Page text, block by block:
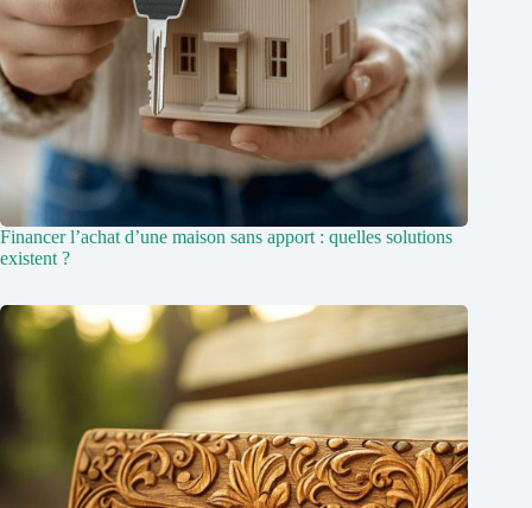
Financer l’achat d’une maison sans apport : quelles solutions
existent ?